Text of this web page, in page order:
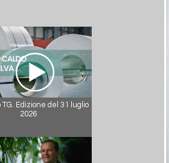
Edizione del 31 luglio
2026